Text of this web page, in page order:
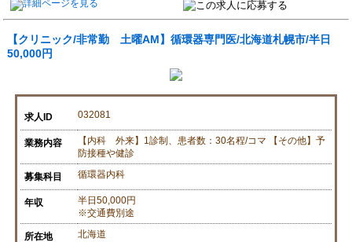
【クリニック/非常勤 土曜AM】循環器専門医/北海道札幌市/半日
50,000円
求人ID 032081
業務内容
【内科 外来】1診制、患者数：30名程/コマ 【その他】予
防接種や健診
募集科目 循環器内科
年収
半日50,000円
※交通費別途
所在地 北海道